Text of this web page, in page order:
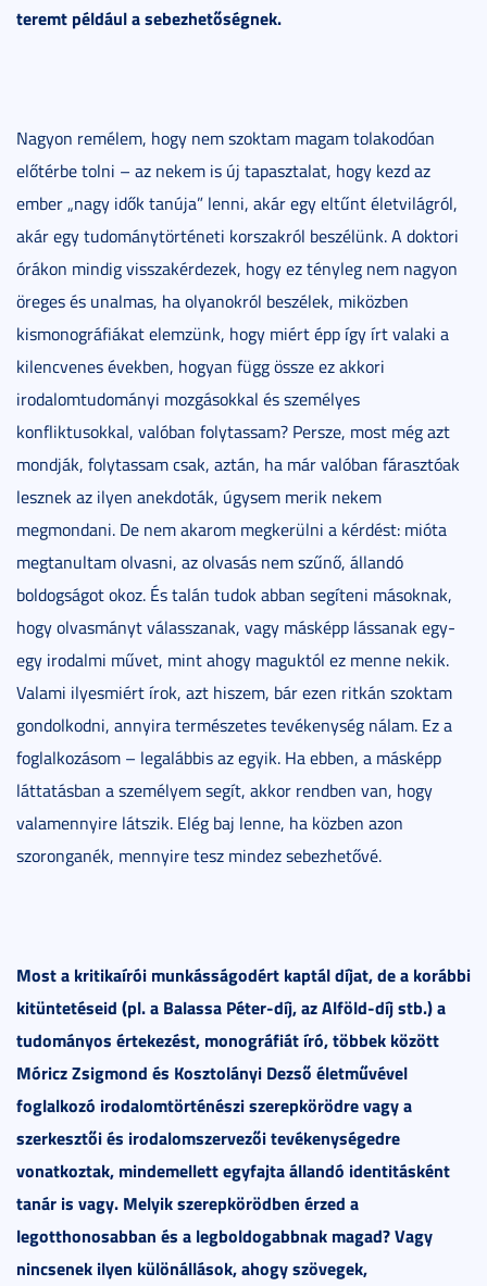
teremt például a sebezhetőségnek.
Nagyon remélem, hogy nem szoktam magam tolakodóan
előtérbe tolni – az nekem is új tapasztalat, hogy kezd az
ember „nagy idők tanúja” lenni, akár egy eltűnt életvilágról,
akár egy tudománytörténeti korszakról beszélünk. A doktori
órákon mindig visszakérdezek, hogy ez tényleg nem nagyon
öreges és unalmas, ha olyanokról beszélek, miközben
kismonográfiákat elemzünk, hogy miért épp így írt valaki a
kilencvenes években, hogyan függ össze ez akkori
irodalomtudományi mozgásokkal és személyes
konfliktusokkal, valóban folytassam? Persze, most még azt
mondják, folytassam csak, aztán, ha már valóban fárasztóak
lesznek az ilyen anekdoták, úgysem merik nekem
megmondani. De nem akarom megkerülni a kérdést: mióta
megtanultam olvasni, az olvasás nem szűnő, állandó
boldogságot okoz. És talán tudok abban segíteni másoknak,
hogy olvasmányt válasszanak, vagy másképp lássanak egy-
egy irodalmi művet, mint ahogy maguktól ez menne nekik.
Valami ilyesmiért írok, azt hiszem, bár ezen ritkán szoktam
gondolkodni, annyira természetes tevékenység nálam. Ez a
foglalkozásom – legalábbis az egyik. Ha ebben, a másképp
láttatásban a személyem segít, akkor rendben van, hogy
valamennyire látszik. Elég baj lenne, ha közben azon
szoronganék, mennyire tesz mindez sebezhetővé.
Most a kritikaírói munkásságodért kaptál díjat, de a korábbi
kitüntetéseid (pl. a Balassa Péter-díj, az Alföld-díj stb.) a
tudományos értekezést, monográfiát író, többek között
Móricz Zsigmond és Kosztolányi Dezső életművével
foglalkozó irodalomtörténészi szerepkörödre vagy a
szerkesztői és irodalomszervezői tevékenységedre
vonatkoztak, mindemellett egyfajta állandó identitásként
tanár is vagy. Melyik szerepkörödben érzed a
legotthonosabban és a legboldogabbnak magad? Vagy
nincsenek ilyen különállások, ahogy szövegek,